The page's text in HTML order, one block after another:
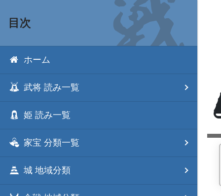
目次
ホーム
武将 読み一覧
姫 読み一覧
家宝 分類一覧
城 地域分類